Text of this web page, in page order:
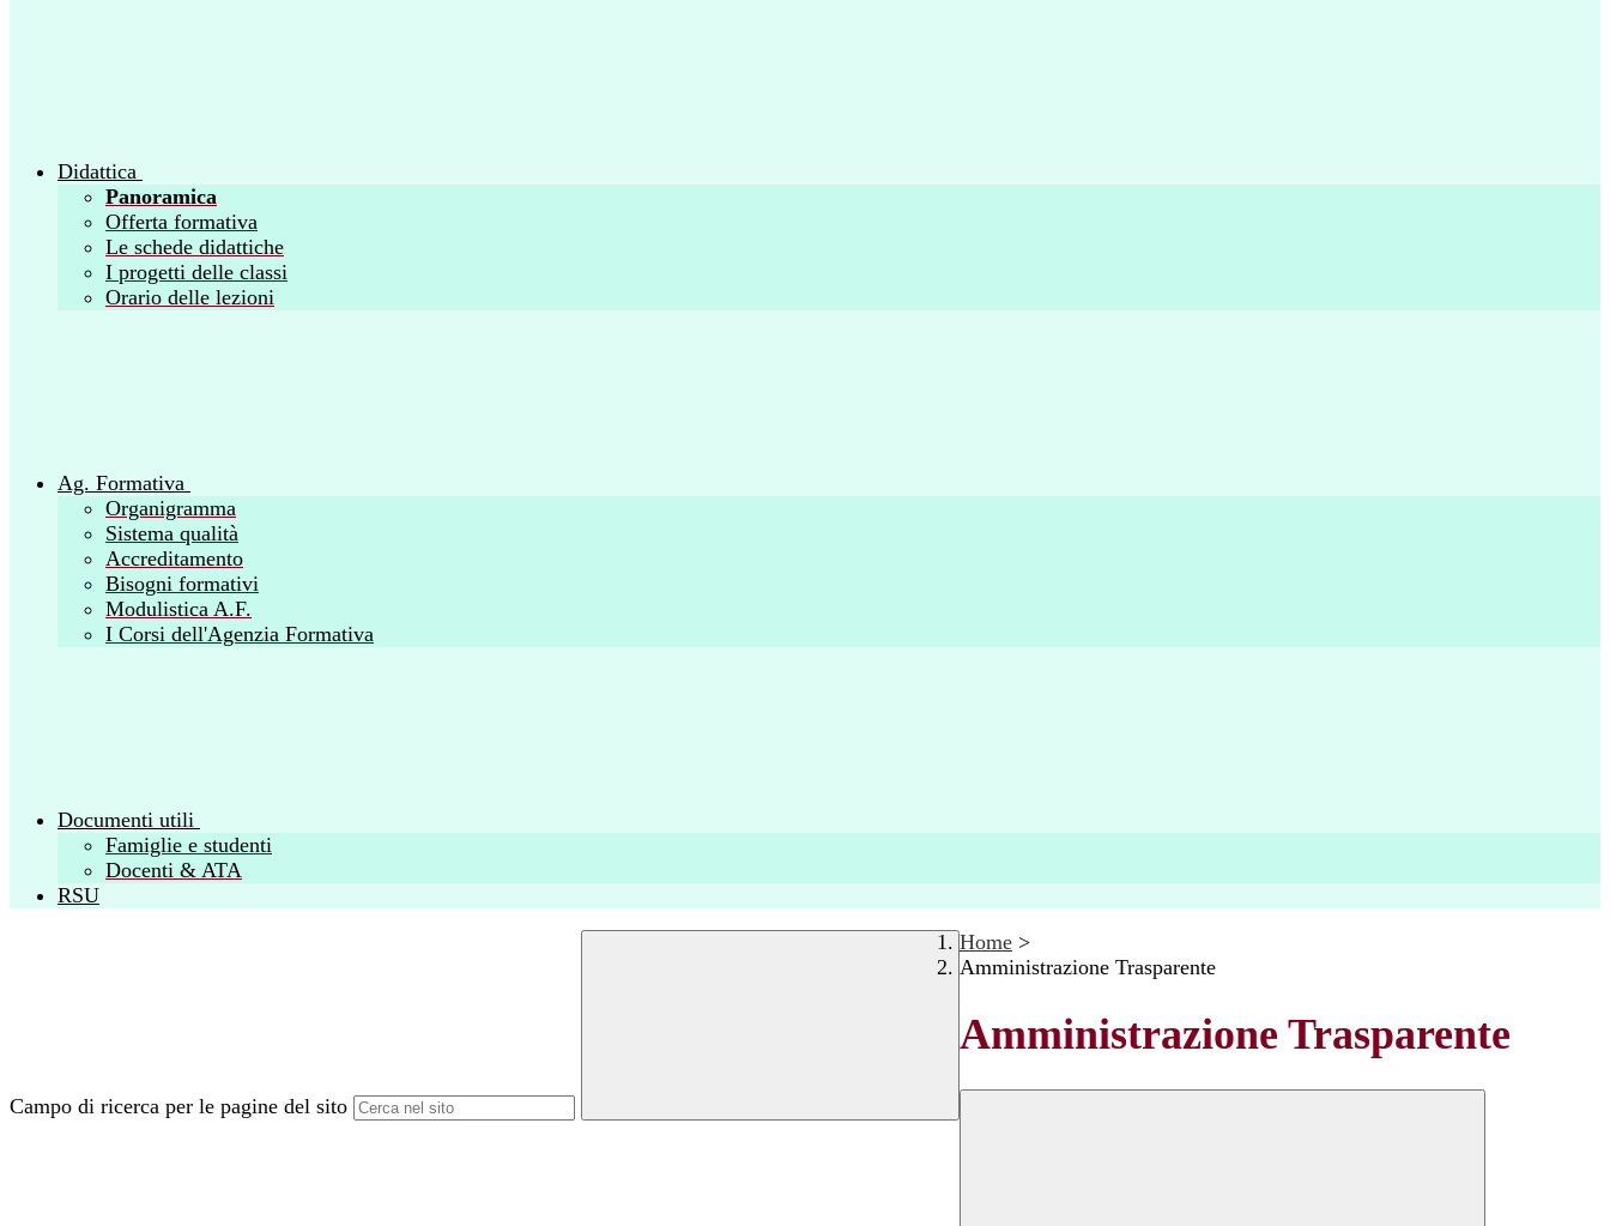
Didattica
Panoramica
Offerta formativa
Le schede didattiche
I progetti delle classi
Orario delle lezioni
Ag. Formativa
Organigramma
Sistema qualità
Accreditamento
Bisogni formativi
Modulistica A.F.
I Corsi dell'Agenzia Formativa
Documenti utili
Famiglie e studenti
Docenti & ATA
RSU
Campo di ricerca per le pagine del sito
Home >
Amministrazione Trasparente
Amministrazione Trasparente